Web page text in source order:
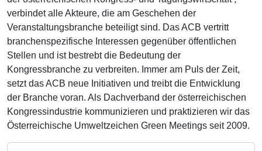
verbindet alle Akteure, die am Geschehen der
Veranstaltungsbranche beteiligt sind. Das ACB vertritt
branchenspezifische Interessen gegenüber öffentlichen
Stellen und ist bestrebt die Bedeutung der
Kongressbranche zu verbreiten. Immer am Puls der Zeit,
setzt das ACB neue Initiativen und treibt die Entwicklung
der Branche voran. Als Dachverband der österreichischen
Kongressindustrie kommunizieren und praktizieren wir das
Österreichische Umweltzeichen Green Meetings seit 2009.